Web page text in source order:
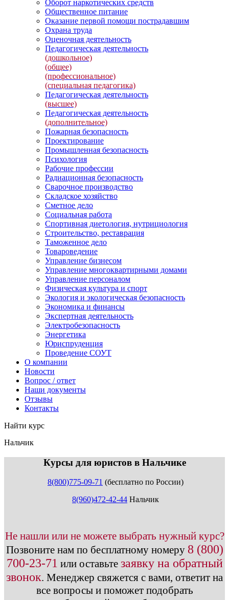
Оборот наркотических средств
Общественное питание
Оказание первой помощи пострадавшим
Охрана труда
Оценочная деятельность
Педагогическая деятельность
(дошкольное)
(общее)
(профессиональное)
(специальная педагогика)
Педагогическая деятельность
(высшее)
Педагогическая деятельность
(дополнительное)
Пожарная безопасность
Проектирование
Промышленная безопасность
Психология
Рабочие профессии
Радиационная безопасность
Сварочное производство
Складское хозяйство
Сметное дело
Социальная работа
Спортивная диетология, нутрициология
Строительство, реставрация
Таможенное дело
Товароведение
Управление бизнесом
Управление многоквартирными домами
Управление персоналом
Физическая культура и спорт
Экология и экологическая безопасность
Экономика и финансы
Экспертная деятельность
Электробезопасность
Энергетика
Юриспруденция
Проведение СОУТ
О компании
Новости
Вопрос / ответ
Наши документы
Отзывы
Контакты
Найти курс
Нальчик
Курсы для юристов в Нальчике
8(800)775-09-71 (бесплатно по России)
8(960)472-42-44 Нальчик
Не нашли или не можете выбрать нужный курс?
Позвоните нам по бесплатному номеру 8 (800)
700-23-71 или оставьте заявку на обратный
звонок. Менеджер свяжется с вами, ответит на
все вопросы и поможет подобрать